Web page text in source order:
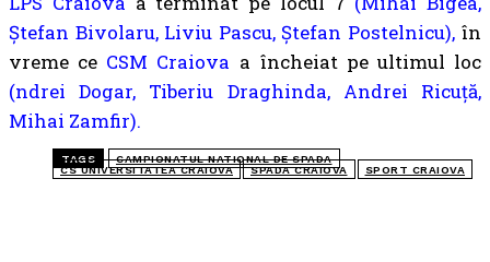
Ștefan Bivolaru, Liviu Pascu, Ștefan Postelnicu), în
vreme ce CSM Craiova a încheiat pe ultimul loc
(ndrei Dogar, Tiberiu Draghinda, Andrei Ricuță,
Mihai Zamfir).
TAGS
CAMPIONATUL NATIONAL DE SPADA
CS UNIVERSITATEA CRAIOVA
SPADA CRAIOVA SPORT CRAIOVA